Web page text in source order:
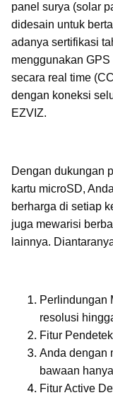
panel surya (solar
didesain untuk
adanya sertifikasi
menggunakan
secara real time
dengan koneksi
EZVIZ.
Dengan dukungan
kartu microSD,
berharga di setiap
juga mewarisi
lainnya.
Perlindungan
resolusi
Fitur
Anda dengan
bawaan
Fitur Active